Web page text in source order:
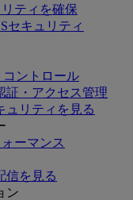
ティを確保
セキュリティ
ントロール
証・アクセス管理
ュリティを見る
ーマンス
信を見る
ン